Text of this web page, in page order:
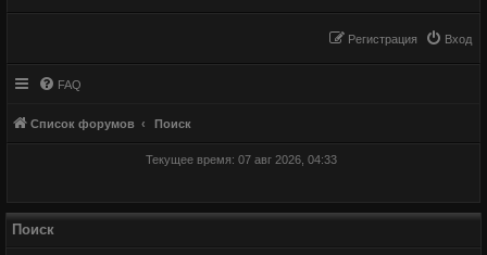
Вход
Регистрация
FAQ
Список форумов Поиск
Текущее время: 07 авг 2026, 04:33
Поиск